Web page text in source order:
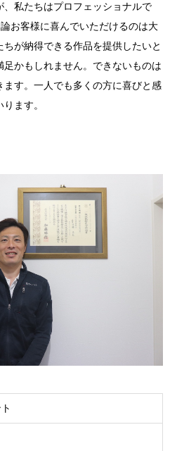
、私たちはプロフェッショナルで
お客様に喜んでいただけるのは大
が納得できる作品を提供したいと
かもしれません。できないものは
す。 一人でも多くの方に喜びと感
ます。